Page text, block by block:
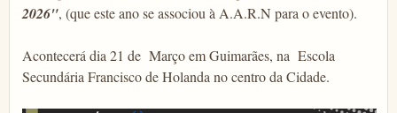
2026", (que este ano se associou à A.A.R.N para o evento).
Acontecerá dia 21 de Março em Guimarães, na Escola
Secundária Francisco de Holanda no centro da Cidade.